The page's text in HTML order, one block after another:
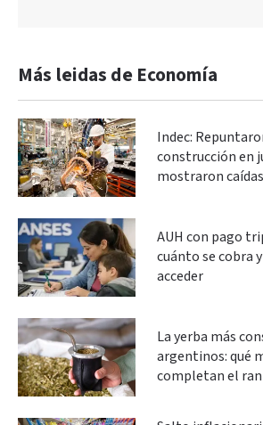
Más leidas de Economía
Indec:
construcción en
mostraron
AUH con pago
cuánto se cobra
acceder
La yerba más
argentinos: qué
completan el